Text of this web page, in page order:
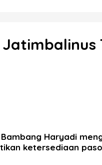
Jatimbalinus
Haryadi
ketersediaan